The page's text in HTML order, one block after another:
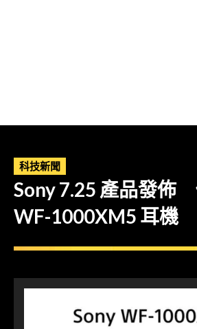
科技新聞
Sony 7.25 產品發佈
WF-1000XM5 耳機